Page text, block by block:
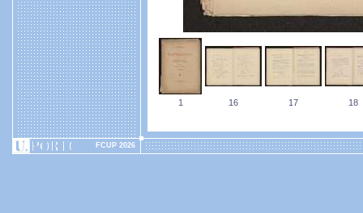
1 16 17 18
FCUP 2026